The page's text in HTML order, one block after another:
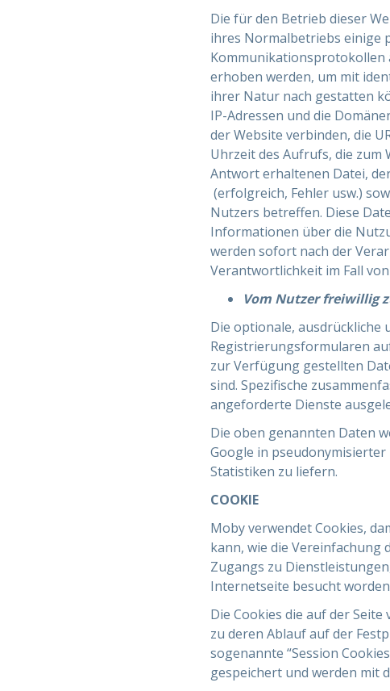
Die für den Betrieb dieser
ihres Normalbetriebs einige
Kommunikationsprotokollen
erhoben werden, um mit
ihrer Natur nach gestatten
IP-Adressen und die
der Website verbinden, die
Uhrzeit des Aufrufs, die zum
Antwort erhaltenen Datei,
(erfolgreich, Fehler usw.)
Nutzers betreffen. Diese
Informationen über die
werden sofort nach der
Verantwortlichkeit im Fall
Vom Nutzer freiwillig
Die optionale,
Registrierungsformularen
zur Verfügung gestellten
sind. Spezifische
angeforderte Dienste
Die oben genannten Daten
Google in pseudonymisierter
Statistiken zu liefern.
COOKIE
Moby verwendet Cookies,
kann, wie die Vereinfachung
Zugangs zu
Internetseite besucht
Die Cookies die auf der
zu deren Ablauf auf der
sogenannte “Session
gespeichert und werden mit